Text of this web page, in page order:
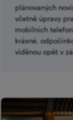
plánovaných
včetně úpravy
mobilních
krásné,
viděnou opět v